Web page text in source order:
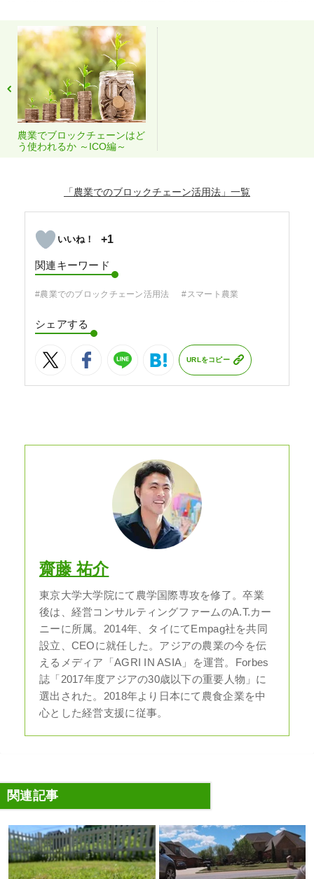
農業でブロックチェーンはど
う使われるか ～ICO編～
「農業でのブロックチェーン活用法」
+1
関連キーワード
#農業でのブロックチェーン活用法 #スマート農業
シェアする
URLをコピー
齋藤 祐介
東京大学大学院にて農学国際専攻を修了。卒業
後は、経営コンサルティングファームのA.T.カー
ニーに所属。2014年、タイにてEmpag社を共同
設立、CEOに就任した。アジアの農業の今を伝
えるメディア「AGRI IN ASIA」を運営。Forbes
誌「2017年度アジアの30歳以下の重要人物」に
選出された。2018年より日本にて農食企業を中
心とした経営支援に従事。
関連記事